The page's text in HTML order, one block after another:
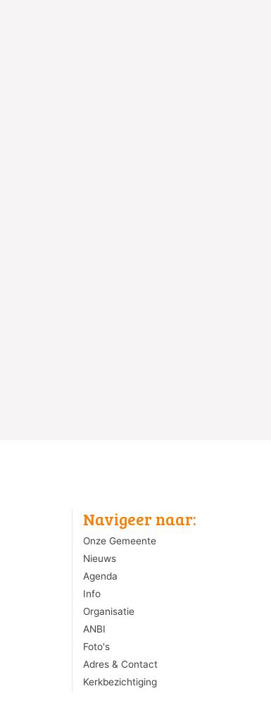
Navigeer naar:
Onze Gemeente
Nieuws
Agenda
Info
Organisatie
ANBI
Foto's
Adres & Contact
Kerkbezichtiging